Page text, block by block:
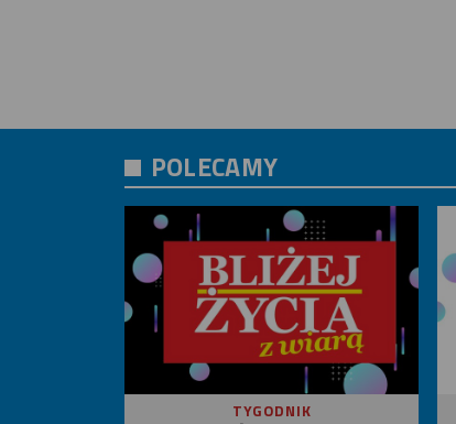
POLECAMY
TYGODNIK